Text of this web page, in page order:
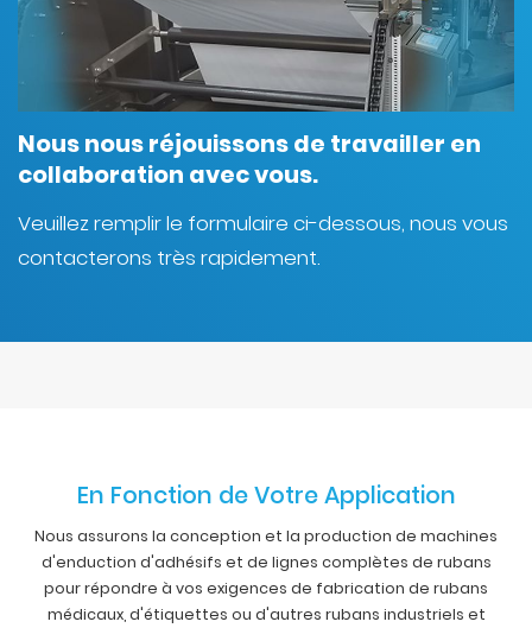
Nous nous réjouissons de travailler en
collaboration avec vous.
Veuillez remplir le formulaire ci-dessous, nous vous
contacterons très rapidement.
En Fonction de Votre Application
Nous assurons la conception et la production de machines
d'enduction d'adhésifs et de lignes complètes de rubans
pour répondre à vos exigences de fabrication de rubans
médicaux, d'étiquettes ou d'autres rubans industriels et